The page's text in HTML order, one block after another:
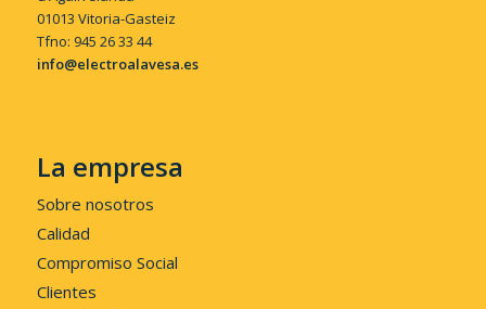
01013 Vitoria-Gasteiz
Tfno: 945 26 33 44
info@electroalavesa.es
La empresa
Sobre nosotros
Calidad
Compromiso Social
Clientes